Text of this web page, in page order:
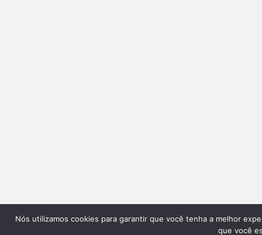
Nós utilizamos cookies para garantir que você tenha a melhor
que você